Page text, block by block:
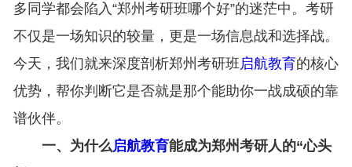
多同学都会陷入“郑州考研班哪个好”的迷茫中。考研
不仅是一场知识的较量，更是一场信息战和选择战。
今天，我们就来深度剖析郑州考研班启航教育的核心
优势，帮你判断它是否就是那个能助你一战成硕的靠
谱伙伴。
一、为什么启航教育能成为郑州考研人的“心头